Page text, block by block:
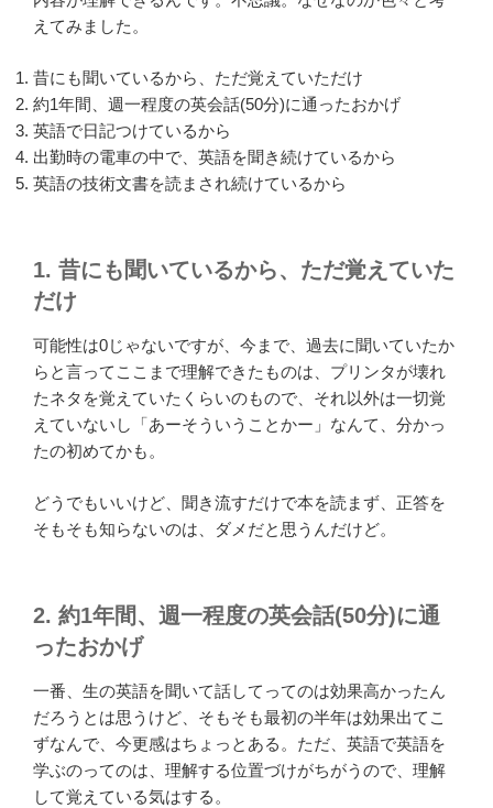
えてみました。
昔にも聞いているから、ただ覚えていただけ
約1年間、週一程度の英会話(50分)に通ったおかげ
英語で日記つけているから
出勤時の電車の中で、英語を聞き続けているから
英語の技術文書を読まされ続けているから
1. 昔にも聞いているから、ただ覚えていた
だけ
可能性は0じゃないですが、今まで、過去に聞いていたか
らと言ってここまで理解できたものは、プリンタが壊れ
たネタを覚えていたくらいのもので、それ以外は一切覚
えていないし「あーそういうことかー」なんて、分かっ
たの初めてかも。
どうでもいいけど、聞き流すだけで本を読まず、正答を
そもそも知らないのは、ダメだと思うんだけど。
2. 約1年間、週一程度の英会話(50分)に通
ったおかげ
一番、生の英語を聞いて話してってのは効果高かったん
だろうとは思うけど、そもそも最初の半年は効果出てこ
ずなんで、今更感はちょっとある。ただ、英語で英語を
学ぶのってのは、理解する位置づけがちがうので、理解
して覚えている気はする。